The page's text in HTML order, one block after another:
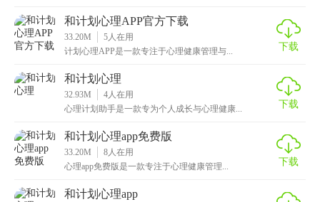
3. 制定计划：根据目标设定具体计划，包括每日任务、挑战
日期等。
4. 习惯养成：在习惯模块选择想要养成的习惯，开启提醒功
能并坚持执行。
5. 情绪管理：每日记录情绪变化，获取情绪分析报告。
【和计划心理最新版测评】
计划心理最新版凭借其全面的功能、简洁的界面和科学的心
和计划心理APP官方下载
33.20M 5人在用
计划心理APP是一款专注于心理健康管理与...
下载
和计划心理
32.93M 4人在用
心理计划助手是一款专为个人成长与心理健康...
下载
和计划心理app免费版
33.20M 8人在用
心理app免费版是一款专注于心理健康管理...
下载
和计划心理app